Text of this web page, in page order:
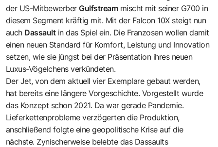
der US-MitbewerberGulfstreammischt mit seiner G700 in
diesem Segment kräftig mit. Mit der Falcon 10X steigt nun
auch Dassaultin das Spiel ein. Die Franzosen wollen damit
einen neuen Standard für Komfort, Leistung und Innovation
setzen, wie sie jüngst bei der Präsentation ihres neuen
Luxus-Vögelchens verkündeten.
Der Jet, von dem aktuell vier Exemplare gebaut werden,
hat bereits eine längere Vorgeschichte. Vorgestellt wurde
das Konzept schon 2021. Da war gerade Pandemie.
Lieferkettenprobleme verzögerten die Produktion,
anschließend folgte eine geopolitische Krise auf die
nächste. Zynischerweise belebte das Dassaults